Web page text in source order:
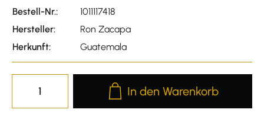
Bestell-Nr.:
1011117418
Hersteller:
Ron Zacapa
Herkunft:
Guatemala
Produkt Anzahl: Gib den
In den Warenkorb